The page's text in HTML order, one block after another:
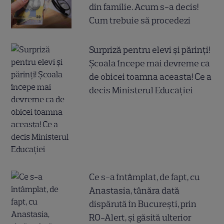
din familie. Acum s-a decis!
Cum trebuie să procedezi
Surpriză pentru elevi și părinți!
Școala începe mai devreme ca
de obicei toamna aceasta! Ce a
decis Ministerul Educației
Ce s-a întâmplat, de fapt, cu
Anastasia, tânăra dată
dispărută în București, prin
RO-Alert, și găsită ulterior